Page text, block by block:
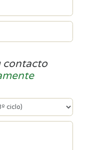
contacto